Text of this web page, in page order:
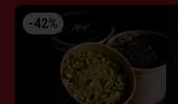
-42%